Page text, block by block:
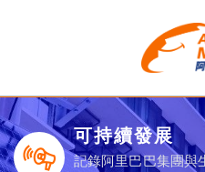
可持續發展
記錄阿里巴巴集團與